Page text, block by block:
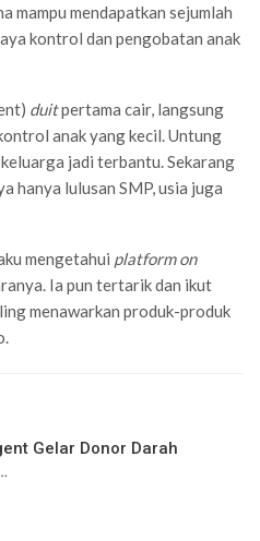
mampu mendapatkan sejumlah
kontrol dan pengobatan anak
duitpertama cair, langsung
anak yang kecil. Untung
keluarga jadi terbantu. Sekarang
hanya lulusan SMP, usia juga
mengetahui platform on
Ia pun tertarik dan ikut
menawarkan produk-produk
Gelar Donor Darah